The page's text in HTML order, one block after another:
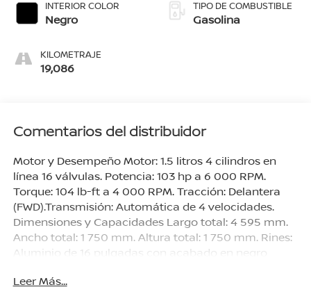
INTERIOR COLOR
Negro
KILOMETRAJE
19,086
TIPO DE COMBUSTIBLE
Gasolina
Comentarios del distribuidor
Motor y Desempeño Motor: 1.5 litros 4 cilindros en
línea 16 válvulas. Potencia: 103 hp a 6 000 RPM.
Torque: 104 lb-ft a 4 000 RPM. Tracción: Delantera
(FWD).Transmisión: Automática de 4 velocidades.
Dimensiones y Capacidades Largo total: 4 595 mm.
Ancho total: 1 750 mm. Altura total: 1 750 mm. Rines:
Aluminio de 16 pulgadas con acabado en negro
(conductor y pasajero).Frenos: Delanteros de disco
Leer Más...